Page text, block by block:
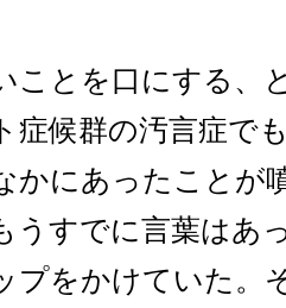
ことを口にする、
症候群の汚言症で
かにあったことが
うすでに言葉はあ
プをかけていた。